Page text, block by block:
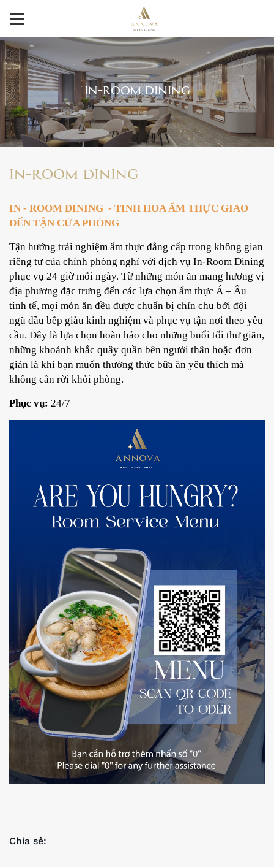
IN-ROOM DINING
IN-ROOM DINING
IN - ROOM DINING - TINH HOA ẨM THỰC GIAO
ĐẾN TẬN CỬA PHÒNG
Tận hưởng trải nghiệm ẩm thực đẳng cấp trong không gian
riêng tư của chính phòng nghỉ với dịch vụ In-Room Dining
phục vụ 24 giờ mỗi ngày. Từ những món ăn mang hương vị
địa phương đặc trưng đến các lựa chọn ẩm thực Á – Âu
tinh tế, mọi món ăn đều được chuẩn bị chỉn chu bởi đội
ngũ đầu bếp giàu kinh nghiệm và phục vụ tận nơi theo yêu
cầu. Đây là lựa chọn hoàn hảo cho những buổi tối thư giãn,
những khoảnh khắc quây quần bên người thân hoặc đơn
giản là khi bạn muốn thưởng thức bữa ăn yêu thích mà
không cần rời khỏi phòng.
Phục vụ: 24/7
Chia sẻ: